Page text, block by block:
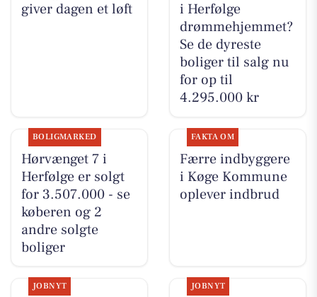
giver dagen et løft
i Herfølge
drømmehjemmet?
Se de dyreste
boliger til salg nu
for op til
4.295.000 kr
BOLIGMARKED
Hørvænget 7 i
Herfølge er solgt
for 3.507.000 - se
køberen og 2
andre solgte
boliger
FAKTA OM
Færre indbyggere
i Køge Kommune
oplever indbrud
JOBNYT JOBNYT